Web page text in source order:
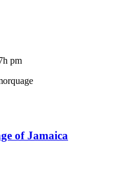
pm
of Jamaica